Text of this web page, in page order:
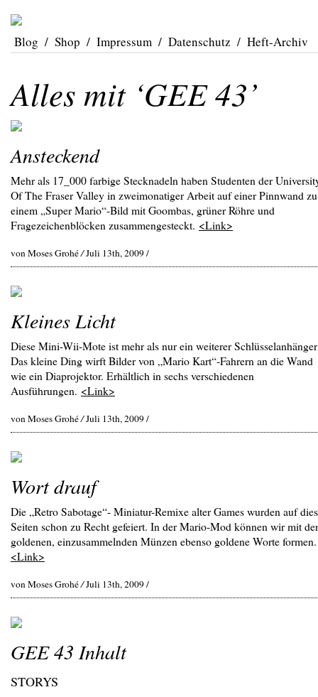
Blog / Shop / Impressum / Datenschutz / Heft-Archiv
Alles mit ‘GEE 43’
Ansteckend
Mehr als 17_000 farbige Stecknadeln haben Studenten der
Of The Fraser Valley in zweimonatiger Arbeit auf einer Pinnwand zu
einem „Super Mario“-Bild mit Goombas, grüner Röhre und
Fragezeichenblöcken zusammengesteckt. <Link>
von Moses Grohé/Juli 13th, 2009 /
Kleines Licht
Diese Mini-Wii-Mote ist mehr als nur ein weiterer
Das kleine Ding wirft Bilder von „Mario Kart“-Fahrern an die Wand
wie ein Diaprojektor. Erhältlich in sechs verschiedenen
Ausführungen. <Link>
von Moses Grohé/Juli 13th, 2009 /
Wort drauf
Die „Retro Sabotage“- Miniatur-Remixe alter Games wurden auf
Seiten schon zu Recht gefeiert. In der Mario-Mod können wir mit
goldenen, einzusammelnden Münzen ebenso goldene Worte formen.
<Link>
von Moses Grohé/Juli 13th, 2009 /
GEE 43 Inhalt
STORYS